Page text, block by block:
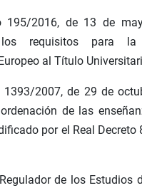
195/2016, de 13 de
los requisitos para la
al Título
1393/2007, de 29 de
de las
por el Real Decreto
de los Estudios